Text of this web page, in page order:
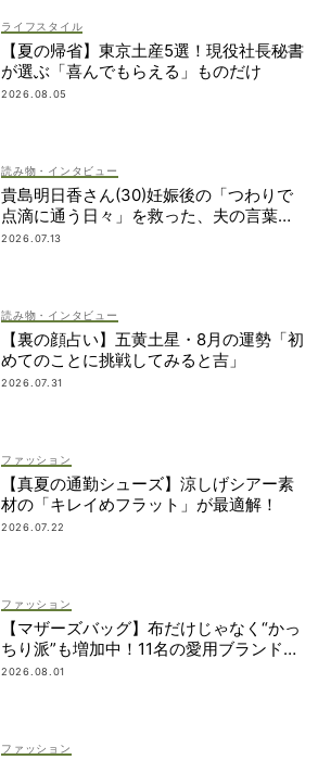
ライフスタイル
【夏の帰省】東京土産5選！現役社長秘書
が選ぶ「喜んでもらえる」ものだけ
2026.08.05
読み物・インタビュー
貴島明日香さん(30)妊娠後の「つわりで
点滴に通う日々」を救った、夫の言葉と
朝マック
2026.07.13
読み物・インタビュー
【裏の顔占い】五黄土星・8月の運勢「初
めてのことに挑戦してみると吉」
2026.07.31
ファッション
【真夏の通勤シューズ】涼しげシアー素
材の「キレイめフラット」が最適解！
2026.07.22
ファッション
【マザーズバッグ】布だけじゃなく“かっ
ちり派”も増加中！11名の愛用ブランド
は？
2026.08.01
ファッション